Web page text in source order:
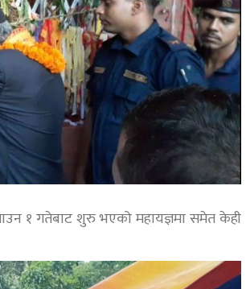
१ गतेबाट शुरु भएको महायज्ञमा समेत केही